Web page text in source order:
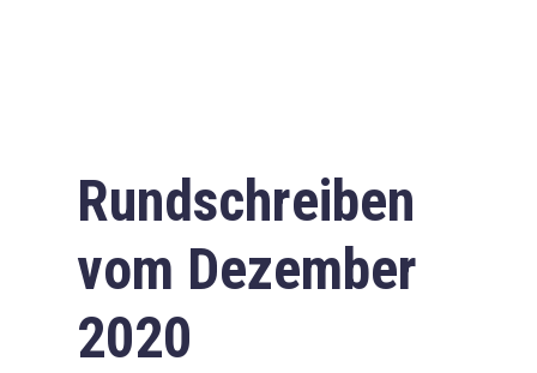
Rundschreiben
vom Dezember
2020